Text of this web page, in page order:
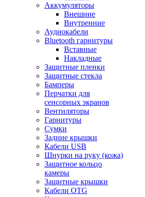
Аккумуляторы
Внешние
Внутренние
Аудиокабели
Bluetooth гарнитуры
Вставные
Накладные
Защитные пленки
Защитные стекла
Бамперы
Перчатки для
сенсорных экранов
Вентиляторы
Гарнитуры
Сумки
Задние крышки
Кабели USB
Шнурки на руку (кожа)
Защитное кольцо
камеры
Защитные крышки
Кабели OTG